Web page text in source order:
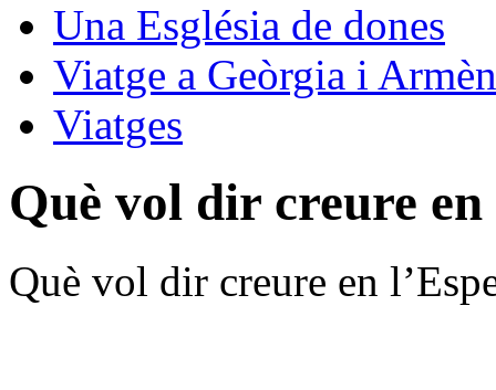
Una Església de dones
Viatge a Geòrgia i
Viatges
Què vol dir creure
Què vol dir creure en